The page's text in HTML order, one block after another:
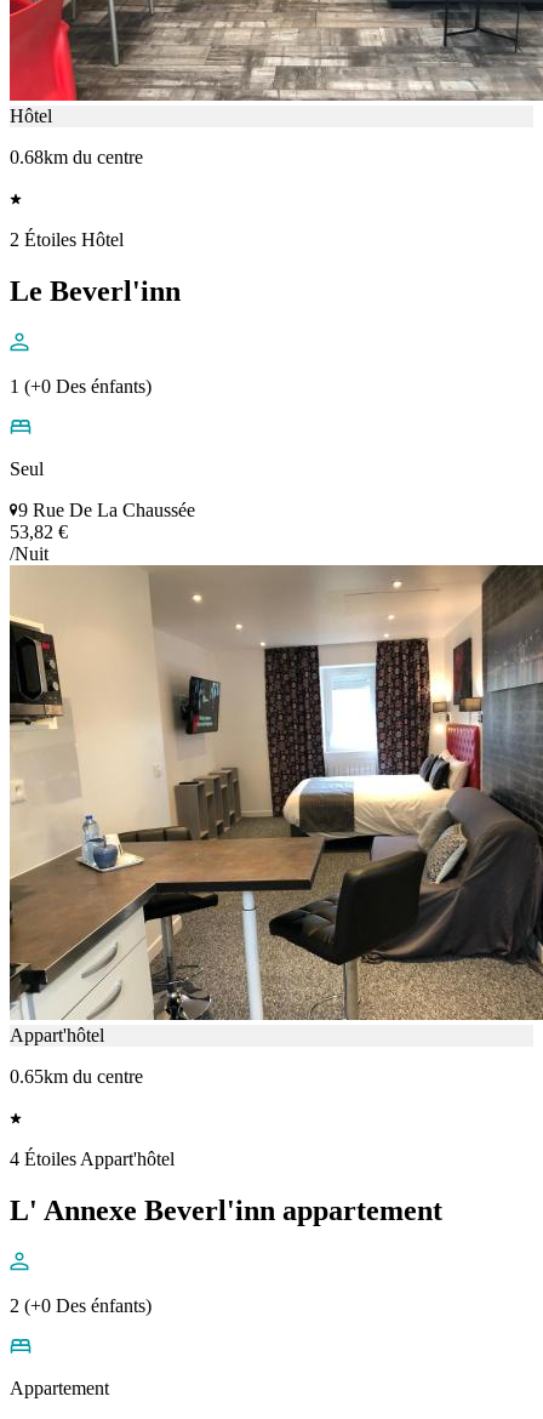
Hôtel
0.68km du centre
2 Étoiles Hôtel
Le Beverl'inn
1 (+0 Des énfants)
Seul
9 Rue De La Chaussée
53,82 €
/Nuit
Appart'hôtel
0.65km du centre
4 Étoiles Appart'hôtel
L' Annexe Beverl'inn appartement
2 (+0 Des énfants)
Appartement